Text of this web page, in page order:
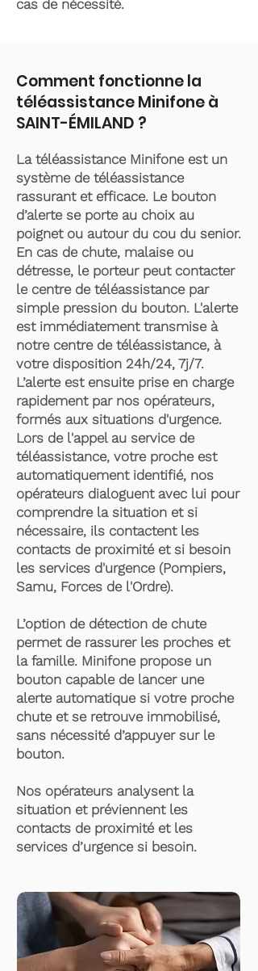
cas de nécessité.
Comment fonctionne la
téléassistance Minifone à
SAINT-ÉMILAND ?
La téléassistance Minifone est un
système de téléassistance
rassurant et efficace. Le bouton
d’alerte se porte au choix au
poignet ou autour du cou du senior.
En cas de chute, malaise ou
détresse, le porteur peut contacter
le centre de téléassistance par
simple pression du bouton. L'alerte
est immédiatement transmise à
notre centre de téléassistance, à
votre disposition 24h/24, 7j/7.
L’alerte est ensuite prise en charge
rapidement par nos opérateurs,
formés aux situations d'urgence.
Lors de l'appel au service de
téléassistance, votre proche est
automatiquement identifié, nos
opérateurs dialoguent avec lui pour
comprendre la situation et si
nécessaire, ils contactent les
contacts de proximité et si besoin
les services d'urgence (Pompiers,
Samu, Forces de l'Ordre).
L’option de détection de chute
permet de rassurer les proches et
la famille. Minifone propose un
bouton capable de lancer une
alerte automatique si votre proche
chute et se retrouve immobilisé,
sans nécessité d’appuyer sur le
bouton.
Nos opérateurs analysent la
situation et préviennent les
contacts de proximité et les
services d’urgence si besoin.